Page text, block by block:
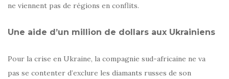
ne viennent pas de régions en conflits.
Une aide d’un million de dollars aux Ukrainiens
Pour la crise en Ukraine, la compagnie sud-africaine ne va
pas se contenter d’exclure les diamants russes de son